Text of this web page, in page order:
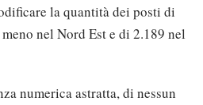
la quantità dei posti di
nel Nord Est e di 2.189 nel
numerica astratta, di nessun